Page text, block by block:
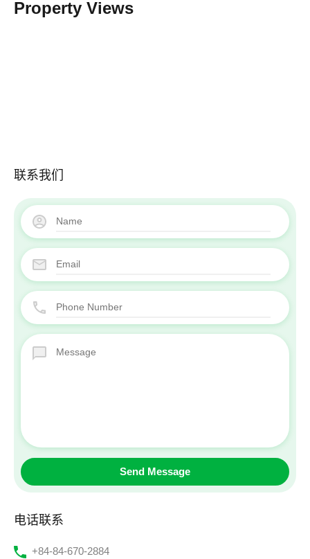
Property Views
联系我们
电话联系
‭+84-84-670-2884‬